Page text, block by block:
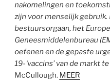
nakomelingen en
zijn voor menselijk gebruik.
bestuursorgaan, het
Geneesmiddelenbureau
oefenen en de gepaste
19-‘vaccins’ van de markt
McCullough. MEER